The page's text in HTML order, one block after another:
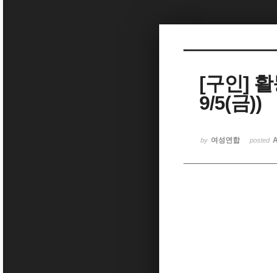
[구인]
9/5(금))
by 여성연합 posted
Sketchbook5, 스케치북5
Sketchbook5, 스케치북5